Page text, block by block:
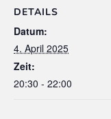
DETAILS
Datum:
4. April 2025
Zeit:
20:30 - 22:00